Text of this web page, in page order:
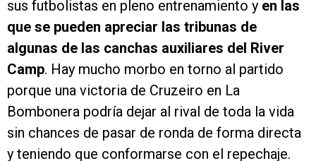
sus futbolistas en pleno entrenamiento y en las
que se pueden apreciar las tribunas de
algunas de las canchas auxiliares del River
Camp. Hay mucho morbo en torno al partido
porque una victoria de Cruzeiro en La
Bombonera podría dejar al rival de toda la vida
sin chances de pasar de ronda de forma directa
y teniendo que conformarse con el repechaje.